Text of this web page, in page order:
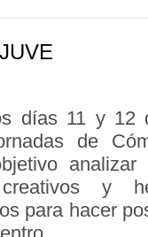
días 11 y 12
de
analizar
y
para hacer